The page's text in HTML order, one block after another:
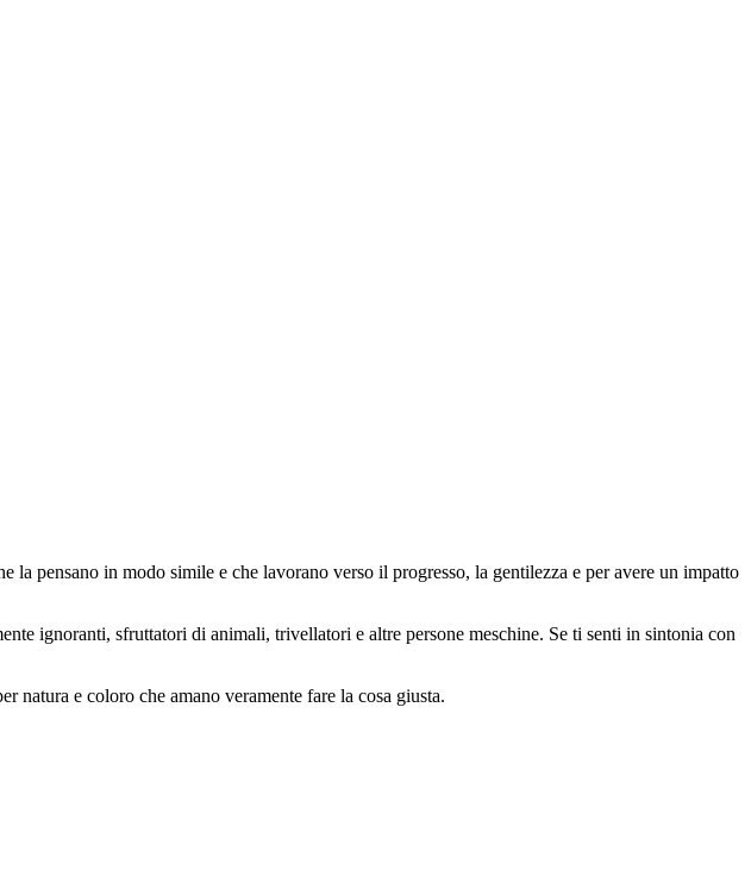
pensano in modo simile e che lavorano verso il progresso, la gentilezza e per avere un impatto
ignoranti, sfruttatori di animali, trivellatori e altre persone meschine. Se ti senti in sintonia con
natura e coloro che amano veramente fare la cosa giusta.